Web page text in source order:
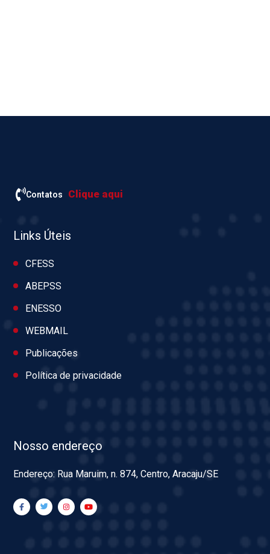
Contatos Clique aqui
Links Úteis
CFESS
ABEPSS
ENESSO
WEBMAIL
Publicações
Política de privacidade
Nosso endereço
Endereço: Rua Maruim, n. 874, Centro, Aracaju/SE